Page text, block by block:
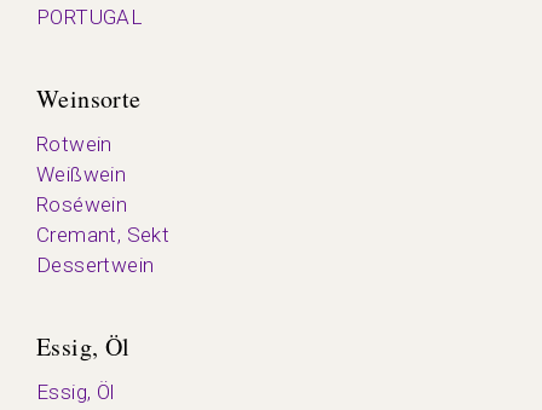
PORTUGAL
Weinsorte
Rotwein
Weißwein
Roséwein
Cremant, Sekt
Dessertwein
Essig, Öl
Essig, Öl